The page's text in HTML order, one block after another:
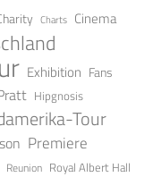
Charts Cinema
Exhibition Fans
Hipgnosis
Tour
Premiere
Reunion Royal Albert Hall